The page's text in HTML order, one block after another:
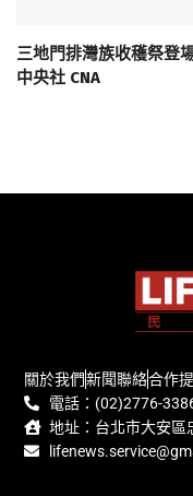
三地門排灣族收穫祭登
中央社 CNA
關於我們新聞聯絡合作
電話：(02)2776-
地址：台北市大安區